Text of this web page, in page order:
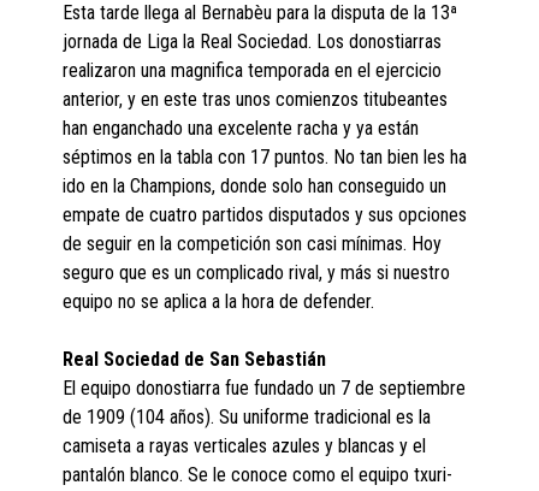
Esta tarde llega al Bernabèu para la disputa de la 13ª
jornada de Liga la Real Sociedad. Los donostiarras
realizaron una magnifica temporada en el ejercicio
anterior, y en este tras unos comienzos titubeantes
han enganchado una excelente racha y ya están
séptimos en la tabla con 17 puntos. No tan bien les ha
ido en la Champions, donde solo han conseguido un
empate de cuatro partidos disputados y sus opciones
de seguir en la competición son casi mínimas. Hoy
seguro que es un complicado rival, y más si nuestro
equipo no se aplica a la hora de defender.
Real Sociedad de San Sebastián
El equipo donostiarra fue fundado un 7 de septiembre
de 1909 (104 años). Su uniforme tradicional es la
camiseta a rayas verticales azules y blancas y el
pantalón blanco. Se le conoce como el equipo txuri-